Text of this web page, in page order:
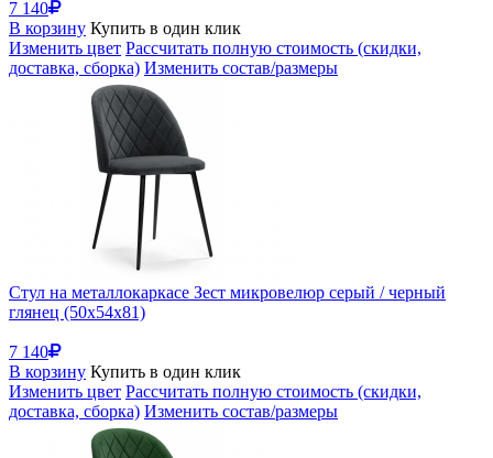
7 140
В корзину Купить в один клик
Изменить цвет Рассчитать полную стоимость (скидки,
доставка, сборка) Изменить состав/размеры
Стул на металлокаркасе Зест микровелюр серый / черный
глянец (50x54x81)
7 140
В корзину Купить в один клик
Изменить цвет Рассчитать полную стоимость (скидки,
доставка, сборка) Изменить состав/размеры